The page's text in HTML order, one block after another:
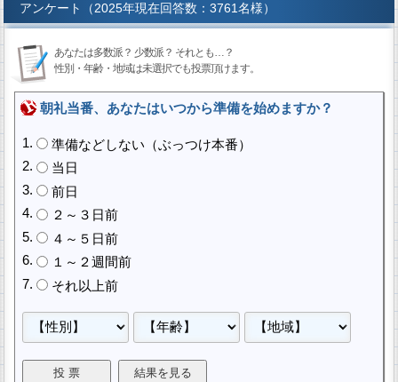
アンケート（2025年現在回答数：3761名様）
あなたは多数派？ 少数派？ それとも…？
性別・年齢・地域は未選択でも投票頂けます。
朝礼当番、あなたはいつから準備を始めますか？
準備などしない（ぶっつけ本番）
当日
前日
２～３日前
４～５日前
１～２週間前
それ以上前